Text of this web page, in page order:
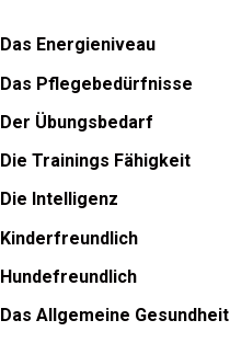
Das Energieniveau
Das Pflegebedürfnisse
Der Übungsbedarf
Die Trainings Fähigkeit
Die Intelligenz
Kinderfreundlich
Hundefreundlich
Das Allgemeine Gesundheit